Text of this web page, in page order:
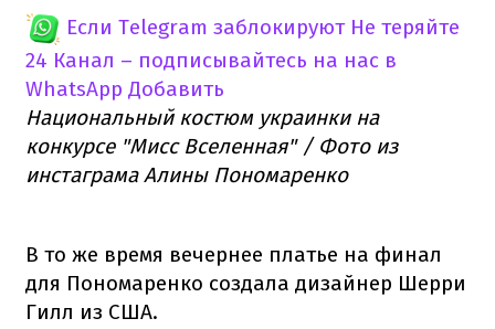
Если Telegram заблокируют Не теряйте
24 Канал – подписывайтесь на нас в
WhatsApp Добавить
Национальный костюм украинки на
конкурсе "Мисс Вселенная" / Фото из
инстаграма Алины Пономаренко
В то же время вечернее платье на финал
для Пономаренко создала дизайнер Шерри
Гилл из США.